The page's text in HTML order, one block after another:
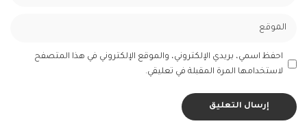
احفظ اسمي، بريدي الإلكتروني، والموقع الإلكتروني في هذا المتصفح
لاستخدامها المرة المقبلة في تعليقي.